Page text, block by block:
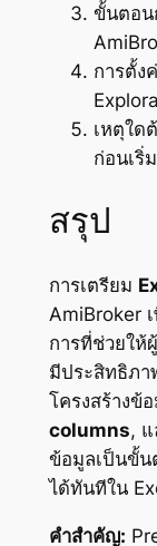
ขั้นตอน
การตั้ง
เหตุใด
ก่อนเริ่
สรุป
การเตรียม
AmiBroker
การที่ช่วยให้
มีประสิทธิภา
โครงสร้างข้
columns, แ
ข้อมูลเป็นขั้
ได้ทันทีใน
คำสำคัญ: